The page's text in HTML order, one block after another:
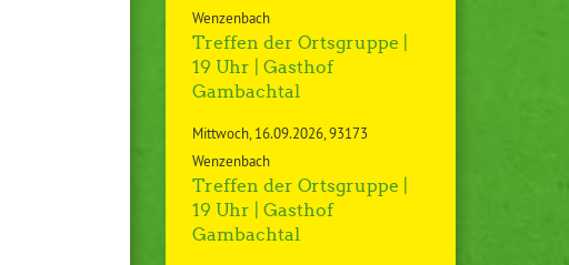
Wenzenbach
Treffen der Ortsgruppe |
19 Uhr | Gasthof
Gambachtal
Mittwoch 16.09.2026 93173
Wenzenbach
Treffen der Ortsgruppe |
19 Uhr | Gasthof
Gambachtal